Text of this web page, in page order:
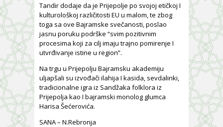
Tandir dodaje da je Prijepolje po svojoj etičkoj I
kulturološkoj različitosti EU u malom, te zbog
toga sa ove Bajramske svečanosti, poslao
jasnu poruku podrške “svim pozitivnim
procesima koji za cilj imaju trajno pomirenje I
utvrđivanje istine u region”.
Na trgu u Prijepolju Bajramsku akademiju
uljapšali su izvođači ilahija I kasida, sevdalinki,
tradicionalne igra iz Sandžaka folklora iz
Prijepolja kao I bajramski monolog glumca
Harisa Šećerovića.
SANA – N.Rebronja